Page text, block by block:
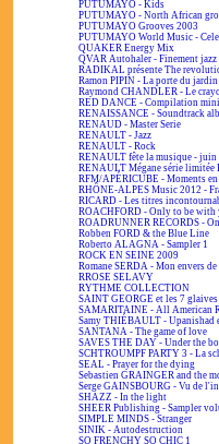
PUTUMAYO - Kids
PUTUMAYO - North African
PUTUMAYO Grooves 2003
PUTUMAYO World Music -
QUAKER Energy Mix
QVAR Autohaler - Finement jazz
RADIKAL présente The
Ramon PIPIN - La porte du jardin
Raymond CHANDLER - Le
RED DANCE - Compilation
RENAISSANCE - Soundtrack
RENAUD - Master Serie
RENAULT - Jazz
RENAULT - Rock
RENAULT fête la musique - juin
RENAULT Mégane série limitée
RFM/APÉRICUBE - Moments
RHÔNE-ALPES Music 2012 -
RICARD - Les titres
ROACHFORD - Only to be with
ROADRUNNER RECORDS -
Robben FORD & the Blue Line
Roberto ALAGNA - Sampler 1
ROCK EN SEINE 2009
Romane SERDA - Mon envers
RROSE SELAVY
RYTHME COLLECTION
SAINT GEORGE et les 7 glaives
SAMARITAINE - All American
Samy THIÉBAULT - Upanishad
SANTANA - The game of love
SAVES THE DAY - Under the
SCHTROUMPF PARTY 3 - La
SEAL - Prayer for the dying
Sebastien GRAINGER and the
Serge GAINSBOURG - Vu de
SHAZZ - In the light
SHEER Publishing - Sampler
SIMPLE MINDS - Stranger
SINIK - Autodestruction
SO FRENCHY SO CHIC 1